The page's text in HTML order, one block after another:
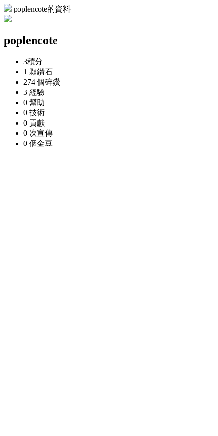
poplencote的資料
poplencote
3積分
1 顆鑽石
274 個碎鑽
3 經驗
0 幫助
0 技術
0 貢獻
0 次宣傳
0 個金豆